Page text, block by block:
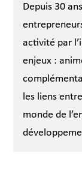
Depuis 30
activité par
enjeux :
les liens
monde de